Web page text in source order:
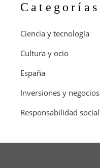
Categorías
Ciencia y tecnología
Cultura y ocio
España
Inversiones y negocios
Responsabilidad social